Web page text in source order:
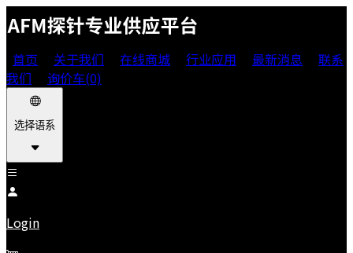
首页 关于我们 在线商城 行业应用 最新消息
联系
我们
询价车(0)
选择语系
Login